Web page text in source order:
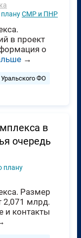
СМР и ПНР
в проект
о
→
ФО
в
очередь
плану
Размер
2,071 млрд.
и контакты